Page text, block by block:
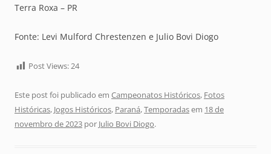
Terra Roxa – PR
Fonte: Levi Mulford Chrestenzen e Julio Bovi Diogo
Post Views:24
Este post foi publicado em Campeonatos Históricos, Fotos
Históricas, Jogos Históricos, Paraná,Temporadasem 18 de
novembro de 2023 por Julio Bovi Diogo.